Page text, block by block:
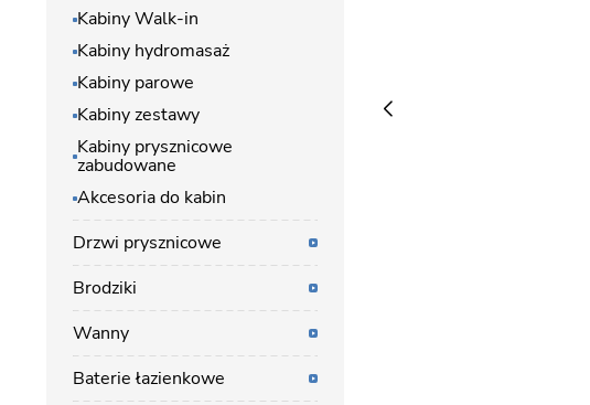
Kabiny Walk-in
Kabiny hydromasaż
Kabiny parowe
Kabiny zestawy
Kabiny prysznicowe
zabudowane
Akcesoria do kabin
Drzwi prysznicowe
Brodziki
Wanny
Baterie łazienkowe